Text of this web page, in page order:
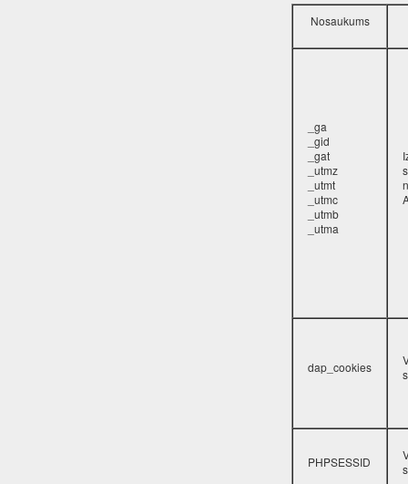
Nosaukums
_ga
_gid
_gat
_utmz
_utmt
_utmc
_utmb
_utma
dap_cookies
PHPSESSID